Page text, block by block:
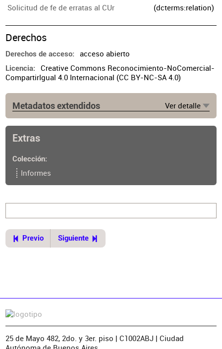
Solicitud de fe de erratas al CUr (dcterms:relation)
Derechos
Derechos de acceso acceso abierto
Licencia
Creative Commons Reconocimiento-NoComercial-
CompartirIgual 4.0 Internacional (CC BY-NC-SA 4.0)
Metadatos extendidos Ver detalle
https://www.cpau.org/nota/38086
Extras
Colección
Informes
Previo Siguiente
25 de Mayo 482, 2do. y 3er. piso | C1002ABJ | Ciudad